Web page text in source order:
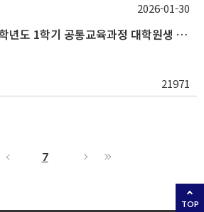
(대학원, 2/20) 2026학년도 1학기 공통교육과정 대학원생 강의조교(작은스승) 추천 안내
21971
2026-01-30
7
TOP